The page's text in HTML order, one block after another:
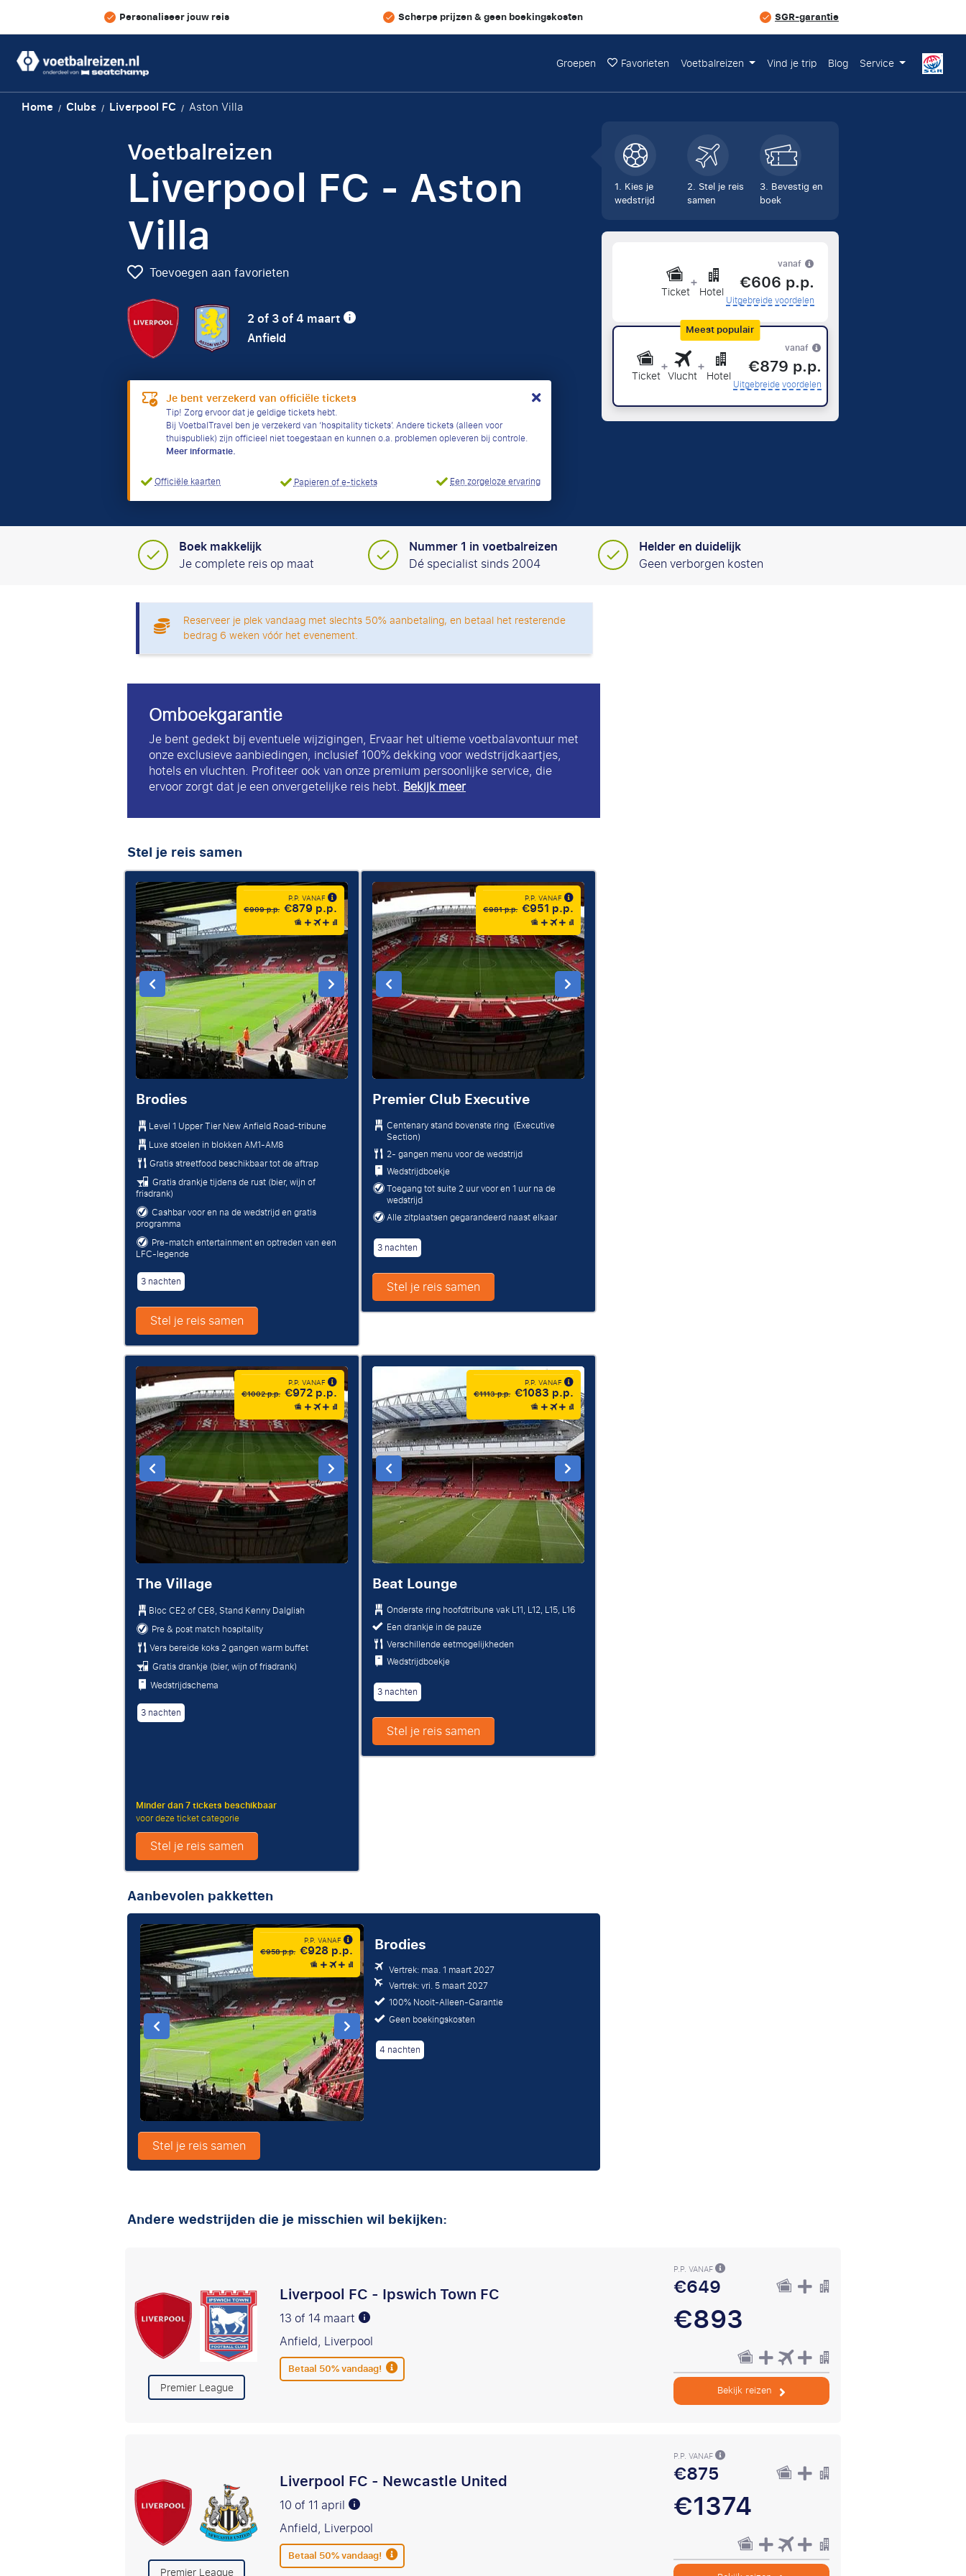
Personaliseer jouw reis Scherpe prijzen & geen boekingskosten SGR-garantie
Groepen Favorieten Voetbalreizen Vind je trip Blog Service
Home / Clubs / Liverpool FC / Aston Villa
Voetbalreizen
Liverpool FC - Aston
Villa
Toevoegen aan favorieten
2 of 3 of 4 maart
Anfield
Je bent verzekerd van officiële tickets
Tip! Zorg ervoor dat je geldige tickets hebt.
Bij VoetbalTravel ben je verzekerd van ‘hospitality tickets’. Andere tickets (alleen voor
thuispubliek) zijn officieel niet toegestaan en kunnen o.a. problemen opleveren bij controle.
Meer informatie.
Officiële kaarten
Papieren of e-tickets Een zorgeloze ervaring
1. Kies je
wedstrijd
2. Stel je reis
samen
3. Bevestig en
boek
Ticket+Hotel
vanaf
€606 p.p.
Uitgebreide voordelen
Meest populair
Ticket+Vlucht+Hotel
vanaf
€879 p.p.
Uitgebreide voordelen
Boek makkelijk
Je complete reis op maat
Nummer 1 in voetbalreizen
Dé specialist sinds 2004
Helder en duidelijk
Geen verborgen kosten
Reserveer je plek vandaag met slechts 50% aanbetaling, en betaal het resterende
bedrag 6 weken vóór het evenement.
Omboekgarantie
Je bent gedekt bij eventuele wijzigingen, Ervaar het ultieme voetbalavontuur met
onze exclusieve aanbiedingen, inclusief 100% dekking voor wedstrijdkaartjes,
hotels en vluchten. Profiteer ook van onze premium persoonlijke service, die
ervoor zorgt dat je een onvergetelijke reis hebt. Bekijk meer
Stel je reis samen
P.P. VANAF
€909 p.p. €879 p.p.
Brodies
Level 1 Upper Tier New Anfield Road-tribune
Luxe stoelen in blokken AM1-AM8
Gratis streetfood beschikbaar tot de aftrap
Gratis drankje tijdens de rust (bier, wijn of
frisdrank)
Cashbar voor en na de wedstrijd en gratis
programma
Pre-match entertainment en optreden van een
LFC-legende
3 nachten
Stel je reis samen
P.P. VANAF
€981 p.p. €951 p.p.
Premier Club Executive
Centenary stand bovenste ring (Executive
Section)
2- gangen menu voor de wedstrijd
Wedstrijdboekje
Toegang tot suite 2 uur voor en 1 uur na de
wedstrijd
Alle zitplaatsen gegarandeerd naast elkaar
3 nachten
Stel je reis samen
P.P. VANAF
€1002 p.p. €972 p.p.
The Village
Bloc CE2 of CE8, Stand Kenny Dalglish
Pre & post match hospitality
Vers bereide koks 2 gangen warm buffet
Gratis drankje (bier, wijn of frisdrank)
Wedstrijdschema
3 nachten
Minder dan 7 tickets beschikbaar
voor deze ticket categorie
Stel je reis samen
P.P. VANAF
€1113 p.p. €1083 p.p.
Beat Lounge
Onderste ring hoofdtribune vak L11, L12, L15, L16
Een drankje in de pauze
Verschillende eetmogelijkheden
Wedstrijdboekje
3 nachten
Stel je reis samen
Aanbevolen pakketten
P.P. VANAF
€958 p.p. €928 p.p. Brodies
Vertrek: maa. 1 maart 2027
Vertrek: vri. 5 maart 2027
100% Nooit-Alleen-Garantie
Geen boekingskosten
4 nachten
Stel je reis samen
Andere wedstrijden die je misschien wil bekijken:
Premier League
Liverpool FC - Ipswich Town FC
13 of 14 maart
Anfield, Liverpool
Betaal 50% vandaag!
P.P. VANAF
€649
€893
Bekijk reizen
Premier League
Liverpool FC - Newcastle United
10 of 11 april
Anfield, Liverpool
Betaal 50% vandaag!
P.P. VANAF
€875
€1374